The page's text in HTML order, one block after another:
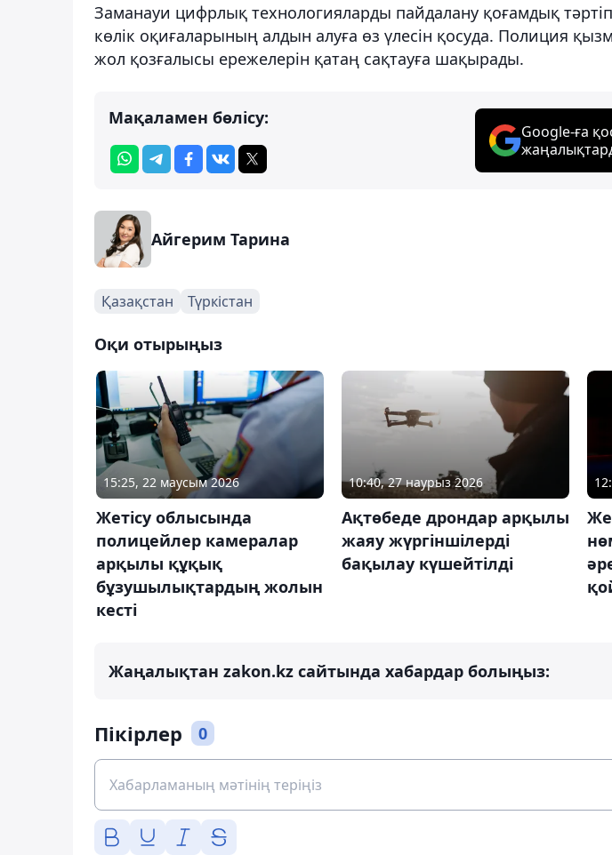
Заманауи цифрлық технологияларды пайдалану қоғамдық
көлік оқиғаларының алдын алуға өз үлесін қосуда. Полиция
жол қозғалысы ережелерін қатаң сақтауға шақырады.
Мақаламен бөлісу:
Google-ға
Айгерим Тарина
Қазақстан Түркістан
Оқи отырыңыз
15:25, 22 маусым 2026
Жетісу облысында
полицейлер камералар
арқылы құқық
бұзушылықтардың жолын
кесті
10:40, 27 наурыз 2026
Ақтөбеде дрондар арқылы
жаяу жүргіншілерді
бақылау күшейтілді
Жаңалықтан zakon.kz сайтында хабардар болыңыз:
Пікірлер 0